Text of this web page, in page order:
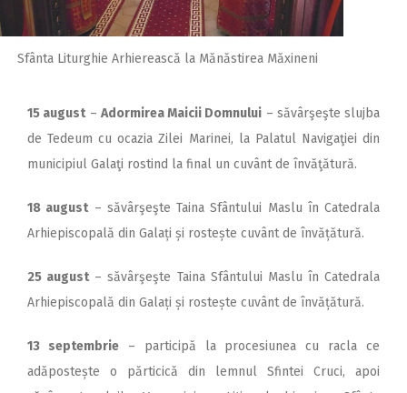
Sfânta Liturghie Arhierească la Mănăstirea Măxineni
15 august– Adormirea Maicii Domnului – săvârşeşte slujba
de Tedeum cu ocazia Zilei Marinei, la Palatul Navigaţiei din
municipiul Galaţi rostind la final un cuvânt de învăţătură.
18 august– săvârşeşte Taina Sfântului Maslu în Catedrala
Arhiepiscopală din Galați și rostește cuvânt de învățătură.
25 august– săvârşeşte Taina Sfântului Maslu în Catedrala
Arhiepiscopală din Galați și rostește cuvânt de învățătură.
13 septembrie– participă la procesiunea cu racla ce
adăpostește o părticică din lemnul Sfintei Cruci, apoi